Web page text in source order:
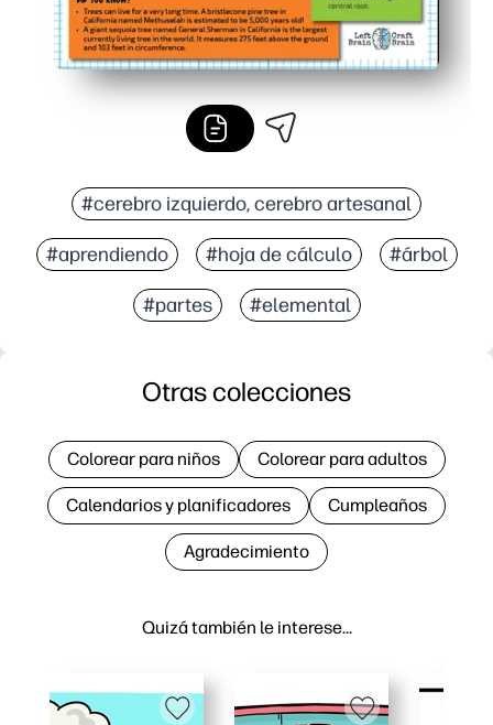
#cerebro izquierdo, cerebro artesanal
#aprendiendo #hoja de cálculo #árbol
#partes #elemental
Quizá también le interese…
Otras colecciones
Colorear para niños Colorear para adultos
Calendarios y planificadores Cumpleaños
Agradecimiento